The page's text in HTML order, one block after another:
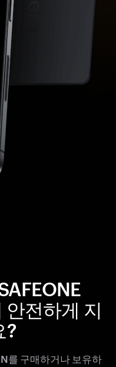
전하게 지
?
를 구매하거나 보유하